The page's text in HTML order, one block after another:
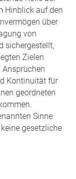
Hinblick auf den
über
von
sichergestellt,
Zielen
Kontinuität für
geordneten
Sinne
gesetzliche